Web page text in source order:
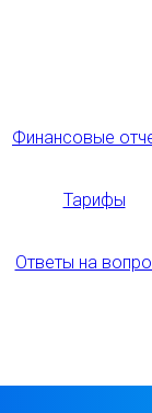
Финансовые
Тарифы
Ответы на